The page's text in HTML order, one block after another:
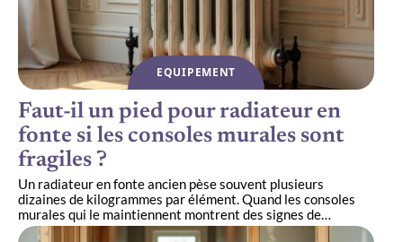
EQUIPEMENT
Faut-il un pied pour radiateur en
fonte si les consoles murales sont
fragiles ?
Un radiateur en fonte ancien pèse souvent plusieurs
dizaines de kilogrammes par élément. Quand les consoles
murales qui le maintiennent montrent des signes de…